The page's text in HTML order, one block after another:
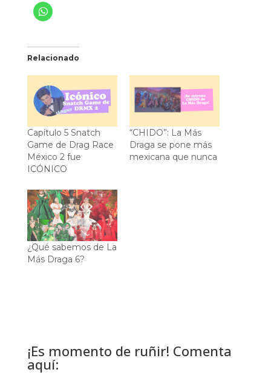
Relacionado
Capítulo 5 Snatch
Game de Drag Race
México 2 fue
ICÓNICO
“CHIDO”: La Más
Draga se pone más
mexicana que nunca
¿Qué sabemos de La
Más Draga 6?
¡Es momento de ruñir! Comenta
aquí: